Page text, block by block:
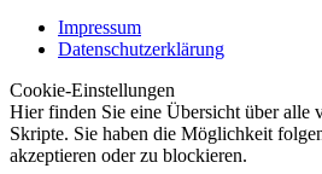
Impressum
Datenschutzerklärung
Cookie-Einstellungen
Hier finden Sie eine Übersicht über alle
Skripte. Sie haben die Möglichkeit
akzeptieren oder zu blockieren.